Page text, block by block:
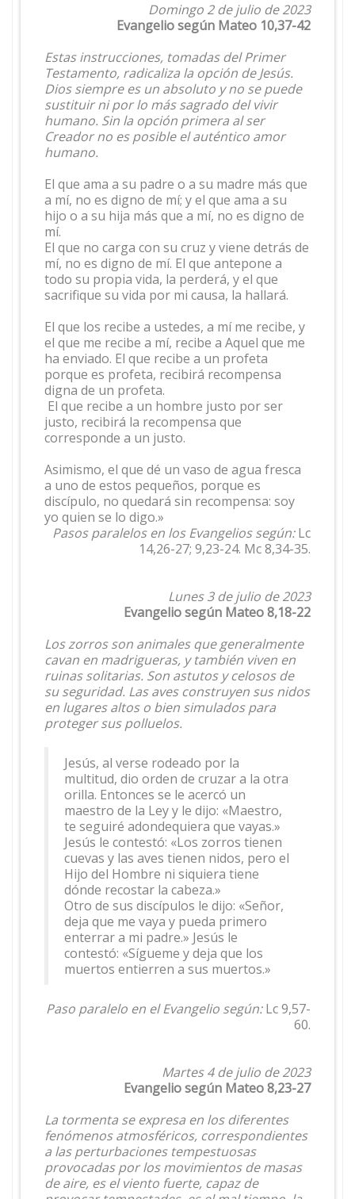
Domingo 2 de julio de 2023
Evangelio según Mateo 10,37-42
Estas instrucciones, tomadas del Primer
Testamento, radicaliza la opción de Jesús.
Dios siempre es un absoluto y no se puede
sustituir ni por lo más sagrado del vivir
humano. Sin la opción primera al ser
Creador no es posible el auténtico amor
humano.
El que ama a su padre o a su madre más que
a mí, no es digno de mí; y el que ama a su
hijo o a su hija más que a mí, no es digno de
mí.
El que no carga con su cruz y viene detrás de
mí, no es digno de mí. El que antepone a
todo su propia vida, la perderá, y el que
sacrifique su vida por mi causa, la hallará.
El que los recibe a ustedes, a mí me recibe, y
el que me recibe a mí, recibe a Aquel que me
ha enviado. El que recibe a un profeta
porque es profeta, recibirá recompensa
digna de un profeta.
El que recibe a un hombre justo por ser
justo, recibirá la recompensa que
corresponde a un justo.
Asimismo, el que dé un vaso de agua fresca
a uno de estos pequeños, porque es
discípulo, no quedará sin recompensa: soy
yo quien se lo digo.»
Pasos paralelos en los Evangelios según:Lc
14,26-27; 9,23-24. Mc 8,34-35.
Lunes 3 de julio de 2023
Evangelio según Mateo 8,18-22
Los zorros son animales que generalmente
cavan en madrigueras, y también viven en
ruinas solitarias. Son astutos y celosos de
su seguridad. Las aves construyen sus nidos
en lugares altos o bien simulados para
proteger sus polluelos.
Jesús, al verse rodeado por la
multitud, dio orden de cruzar a la otra
orilla. Entonces se le acercó un
maestro de la Ley y le dijo: «Maestro,
te seguiré adondequiera que vayas.»
Jesús le contestó: «Los zorros tienen
cuevas y las aves tienen nidos, pero el
Hijo del Hombre ni siquiera tiene
dónde recostar la cabeza.»
Otro de sus discípulos le dijo: «Señor,
deja que me vaya y pueda primero
enterrar a mi padre.» Jesús le
contestó: «Sígueme y deja que los
muertos entierren a sus muertos.»
Paso paralelo en el Evangelio según:Lc 9,57-
60.
Martes 4 de julio de 2023
Evangelio según Mateo 8,23-27
La tormenta se expresa en los diferentes
fenómenos atmosféricos, correspondientes
a las perturbaciones tempestuosas
provocadas por los movimientos de masas
de aire, es el viento fuerte, capaz de